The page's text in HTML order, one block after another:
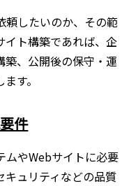
頼したいのか、その範
イト構築であれば、企
築、公開後の保守・運
す。
件
ムやWebサイトに必要
キュリティなどの品質